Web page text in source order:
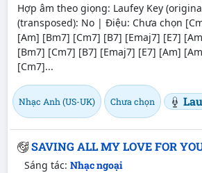
Hợp âm theo giọng: Laufey Key
(transposed): No | Điệu: Chưa chọn
[Am] [Bm7] [Cm7] [B7] [Emaj7] [E7]
[Bm7] [Cm7] [B7] [Emaj7] [E7] [Am]
[Cm7]...
Nhạc Anh (US-UK) Chưa chọn
SAVING ALL MY LOVE FOR
Sáng tác: Nhạc ngoại